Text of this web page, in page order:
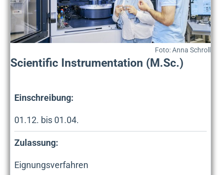
Foto: Anna Schroll
Scientific Instrumentation (M.Sc.)
Einschreibung:
01.12. bis 01.04.
Zulassung:
Eignungsverfahren